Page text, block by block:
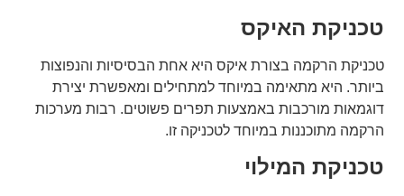
טכניקת האיקס
טכניקת הרקמה בצורת איקס היא אחת הבסיסיות והנפוצות
ביותר. היא מתאימה במיוחד למתחילים ומאפשרת יצירת
דוגמאות מורכבות באמצעות תפרים פשוטים. רבות מערכות
הרקמה מתוכננות במיוחד לטכניקה זו.
טכניקת המילוי